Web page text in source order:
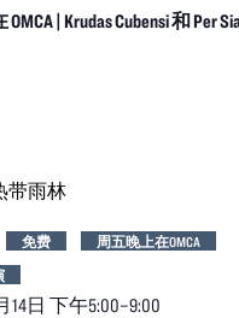
| Krudas Cubensi 和 Per
14日 下午5:00–9:00
免费
周五晚上在OMCA